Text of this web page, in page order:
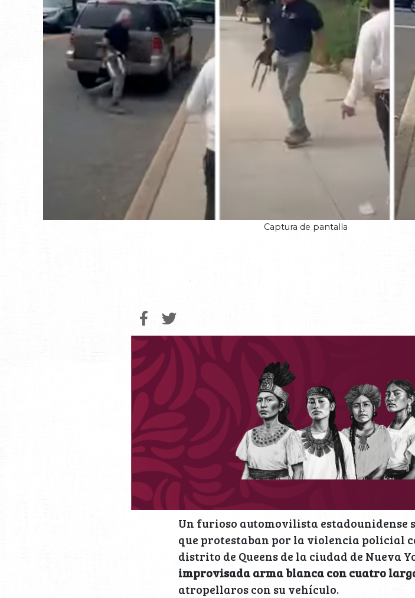
Captura de pantalla
Un furioso automovilista estadounidense
que protestaban por la violencia policial
distrito de Queens de la ciudad de Nueva
improvisada arma blanca con cuatro
atropellaros con su vehículo.